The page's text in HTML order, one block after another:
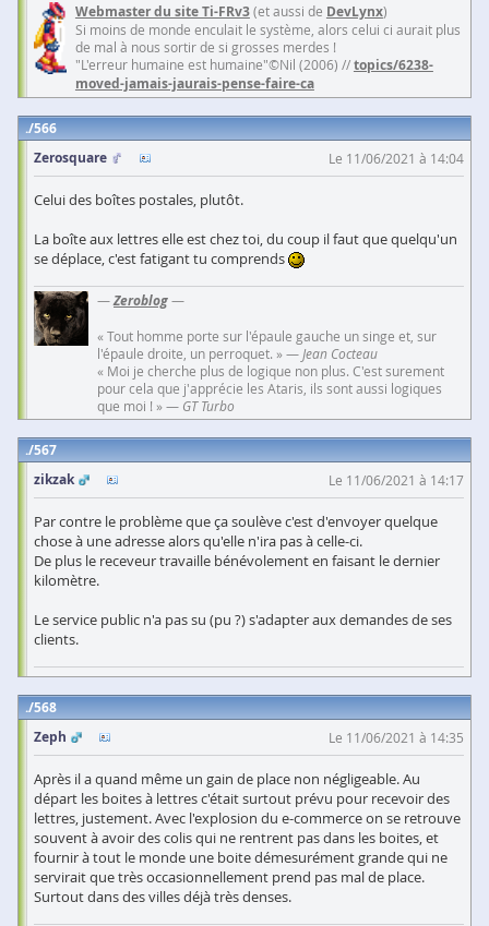
Webmaster du site Ti-FRv3(et aussi de DevLynx)
Si moins de monde enculait le système, alors celui ci aurait plus
de mal à nous sortir de si grosses merdes !
"L'erreur humaine est humaine"©Nil (2006) //topics/6238-
moved-jamais-jaurais-pense-faire-ca
566
Zerosquare
Le 11/06/2021 à 14:04
Celui des boîtes postales, plutôt.
La boîte aux lettres elle est chez toi, du coup il faut que quelqu'un
se déplace, c'est fatigant tu comprends
—Zeroblog—
« Tout homme porte sur l'épaule gauche un singe et, sur
l'épaule droite, un perroquet. » — Jean Cocteau
« Moi je cherche plus de logique non plus. C'est surement
pour cela que j'apprécie les Ataris, ils sont aussi logiques
que moi ! » — GT Turbo
567
zikzak
Le 11/06/2021 à 14:17
Par contre le problème que ça soulève c'est d'envoyer quelque
chose à une adresse alors qu'elle n'ira pas à celle-ci.
De plus le receveur travaille bénévolement en faisant le dernier
kilomètre.
Le service public n'a pas su (pu ?) s'adapter aux demandes de ses
clients.
568
Zeph
Le 11/06/2021 à 14:35
Après il a quand même un gain de place non négligeable. Au
départ les boites à lettres c'était surtout prévu pour recevoir des
lettres, justement. Avec l'explosion du e-commerce on se retrouve
souvent à avoir des colis qui ne rentrent pas dans les boites, et
fournir à tout le monde une boite démesurément grande qui ne
servirait que très occasionnellement prend pas mal de place.
Surtout dans des villes déjà très denses.